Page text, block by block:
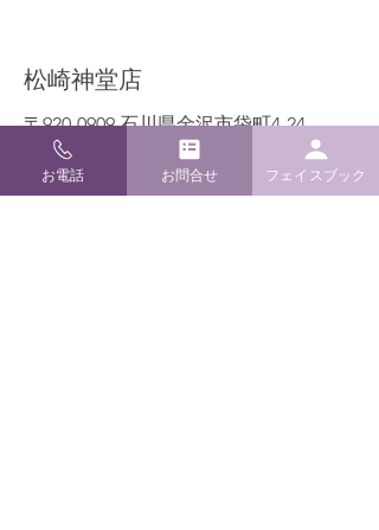
​松崎神堂店
〒920-0909 石川県金沢市袋町4-24
TEL / FAX
076-262-6022
E-mail info@m-kamidana.com
お電話 お問合せ フェイスブック